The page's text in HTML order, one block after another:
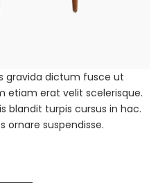
gravida dictum fusce ut
etiam erat velit scelerisque.
blandit turpis cursus in hac.
ornare suspendisse.